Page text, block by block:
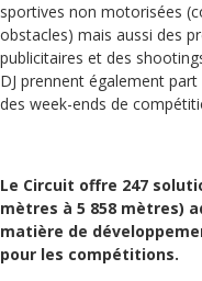
sportives non motorisées
obstacles) mais aussi des
publicitaires et des
DJ prennent également
des week-ends de
Le Circuit offre 247
mètres à 5 858 mètres)
matière de
pour les compétitions.